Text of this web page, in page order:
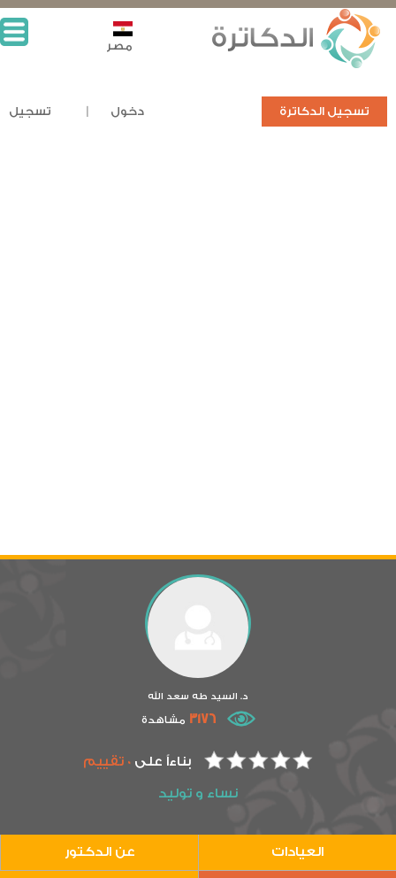
تسجيل الدكاترة دخول تسجيل
مصر
د. السيد طه سعد الله
3176 مشاهدة
بناءاً على0 تقييم
نساء و توليد
العيادات عن الدكتور